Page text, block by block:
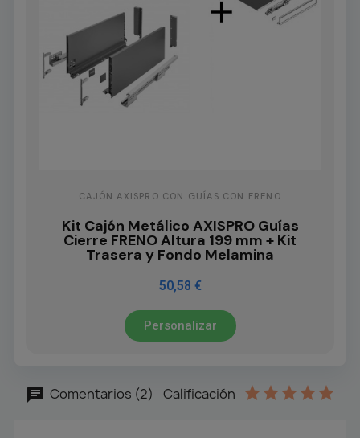
CAJÓN AXISPRO CON GUÍAS CON FRENO
Kit Cajón Metálico AXISPRO Guías
Cierre FRENO Altura 199 mm + Kit
Trasera y Fondo Melamina
50,58 €
Personalizar
Comentarios (2) Calificación